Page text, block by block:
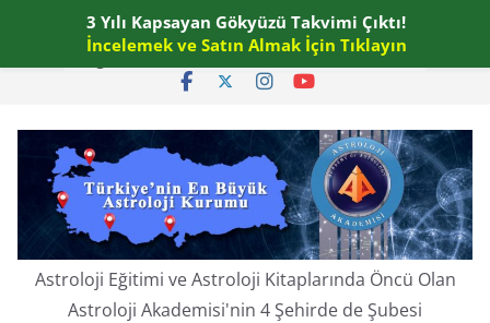
content
Cuma, Ağustos 7, 2026
Astroloji Eğitimi ve Astroloji Kitaplarında Öncü Olan
Astroloji Akademisi'nin 4 Şehirde de Şubesi
3 Yılı Kapsayan Gökyüzü Takvimi Çıktı!
İncelemek ve Satın Almak İçin Tıklayın